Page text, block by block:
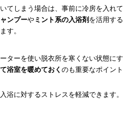
てしまう場合は、事前に冷房を入れて
ンプーやミント系の入浴剤を活用する
す。
ターを使い脱衣所を寒くない状態にす
浴室を暖めておく のも重要なポイント
浴に対するストレスを軽減できます。